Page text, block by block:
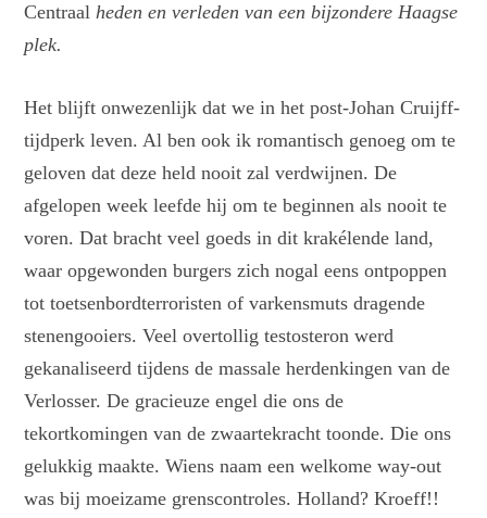
Centraalheden en verleden van een bijzondere Haagse
plek.
Het blijft onwezenlijk dat we in het post-Johan Cruijff-
tijdperk leven. Al ben ook ik romantisch genoeg om te
geloven dat deze held nooit zal verdwijnen. De
afgelopen week leefde hij om te beginnen als nooit te
voren. Dat bracht veel goeds in dit krakélende land,
waar opgewonden burgers zich nogal eens ontpoppen
tot toetsenbordterroristen of varkensmuts dragende
stenengooiers. Veel overtollig testosteron werd
gekanaliseerd tijdens de massale herdenkingen van de
Verlosser. De gracieuze engel die ons de
tekortkomingen van de zwaartekracht toonde. Die ons
gelukkig maakte. Wiens naam een welkome way-out
was bij moeizame grenscontroles. Holland? Kroeff!!